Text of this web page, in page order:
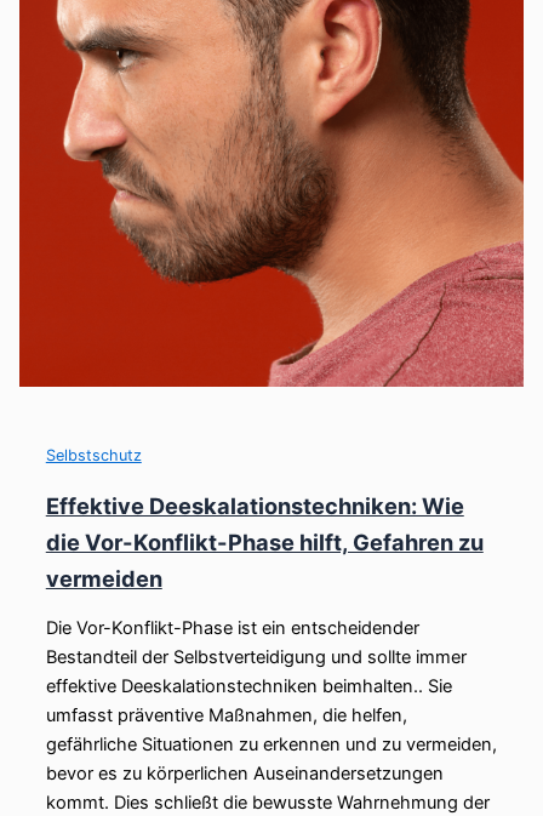
Selbstschutz
Effektive Deeskalationstechniken: Wie
die Vor-Konflikt-Phase hilft, Gefahren zu
vermeiden
Die Vor-Konflikt-Phase ist ein entscheidender
Bestandteil der Selbstverteidigung und sollte immer
effektive Deeskalationstechniken beimhalten.. Sie
umfasst präventive Maßnahmen, die helfen,
gefährliche Situationen zu erkennen und zu vermeiden,
bevor es zu körperlichen Auseinandersetzungen
kommt. Dies schließt die bewusste Wahrnehmung der